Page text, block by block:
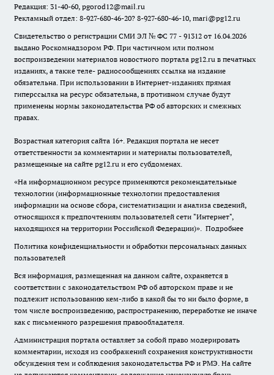
Редакция: 31-40-60, pgorod12@mail.ru
Рекламный отдел: 8-927-680-46-20? 8-927-680-46-10, mari@pg12.ru
Свидетельство о регистрации СМИ ЭЛ № ФС 77 - 91312 от 16.04.2026
выдано Роскомнадзором РФ. При частичном или полном
воспроизведении материалов новостного портала pg12.ru в печатных
изданиях, а также теле- радиосообщениях ссылка на издание
обязательна. При использовании в Интернет-изданиях прямая
гиперссылка на ресурс обязательна, в противном случае будут
применены нормы законодательства РФ об авторских и смежных
правах.
Возрастная категория сайта 16+. Редакция портала не несет
ответственности за комментарии и материалы пользователей,
размещенные на сайте pg12.ru и его субдоменах.
«На информационном ресурсе применяются рекомендательные
технологии (информационные технологии предоставления
информации на основе сбора, систематизации и анализа сведений,
относящихся к предпочтениям пользователей сети "Интернет",
находящихся на территории Российской Федерации)». Подробнее
Политика конфиденциальности и обработки персональных данных
пользователей
Вся информация, размещенная на данном сайте, охраняется в
соответствии с законодательством РФ об авторском праве и не
подлежит использованию кем-либо в какой бы то ни было форме, в
том числе воспроизведению, распространению, переработке не иначе
как с письменного разрешения правообладателя.
Администрация портала оставляет за собой право модерировать
комментарии, исходя из соображений сохранения конструктивности
обсуждения тем и соблюдения законодательства РФ и РМЭ. На сайте